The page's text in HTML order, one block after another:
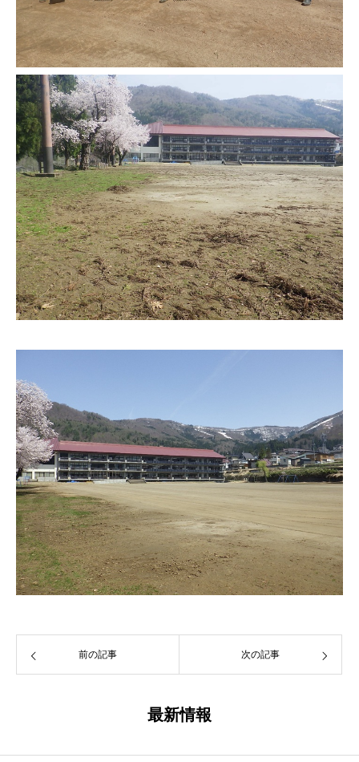
前の記事 次の記事
最新情報